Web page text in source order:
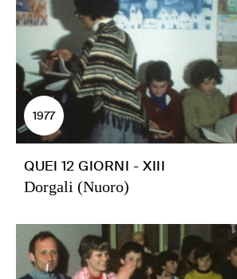
1977
QUEI 12 GIORNI - XIII
Dorgali (Nuoro)